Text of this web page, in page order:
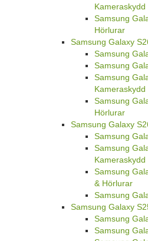
Kameraskydd
Samsung
Hörlurar
Samsung Galaxy
Samsung
Samsung
Samsung
Kameraskydd
Samsung
Hörlurar
Samsung Galaxy
Samsung
Samsung
Kameraskydd
Samsung
& Hörlurar
Samsung
Samsung Galaxy
Samsung
Samsung